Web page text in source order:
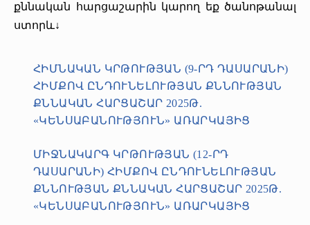
քննական հարցաշարին կարող եք ծանոթանալ
ստորև↓
ՀԻՄՆԱԿԱՆ ԿՐԹՈՒԹՅԱՆ (9-ՐԴ ԴԱՍԱՐԱՆԻ)
ՀԻՄՔՈՎ ԸՆԴՈՒՆԵԼՈՒԹՅԱՆ ՔՆՆՈՒԹՅԱՆ
ՔՆՆԱԿԱՆ ՀԱՐՑԱՇԱՐ 2025Թ.
«ԿԵՆՍԱԲԱՆՈՒԹՅՈՒՆ» ԱՌԱՐԿԱՅԻՑ
ՄԻՋՆԱԿԱՐԳ ԿՐԹՈՒԹՅԱՆ (12-ՐԴ
ԴԱՍԱՐԱՆԻ) ՀԻՄՔՈՎ ԸՆԴՈՒՆԵԼՈՒԹՅԱՆ
ՔՆՆՈՒԹՅԱՆ ՔՆՆԱԿԱՆ ՀԱՐՑԱՇԱՐ 2025Թ.
«ԿԵՆՍԱԲԱՆՈՒԹՅՈՒՆ» ԱՌԱՐԿԱՅԻՑ